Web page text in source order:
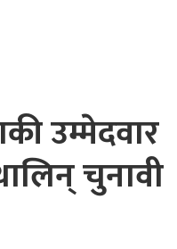
उम्मेदवार
चुनावी